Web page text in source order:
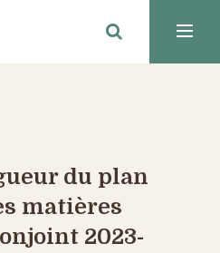
du plan
matières
2023-